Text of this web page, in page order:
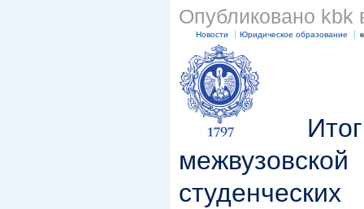
Опубликовано kbk
Новости Юридическое образование